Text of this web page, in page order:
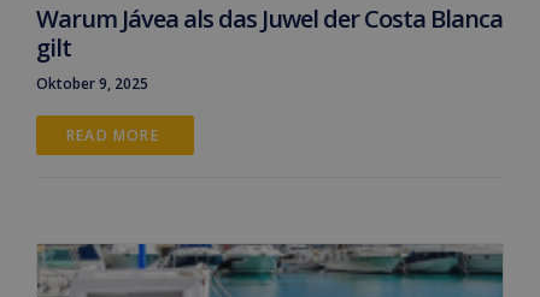
Warum Jávea als das Juwel der Costa Blanca
gilt
Oktober 9, 2025
READ MORE